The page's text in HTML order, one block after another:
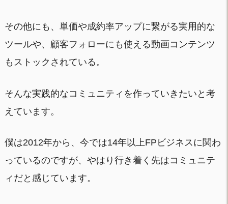
その他にも、単価や成約率アップに繋がる実用的な
ツールや、顧客フォローにも使える動画コンテンツ
もストックされている。
そんな実践的なコミュニティを作っていきたいと考
えています。
僕は2012年から、今では14年以上FPビジネスに関わ
っているのですが、やはり行き着く先はコミュニテ
ィだと感じています。